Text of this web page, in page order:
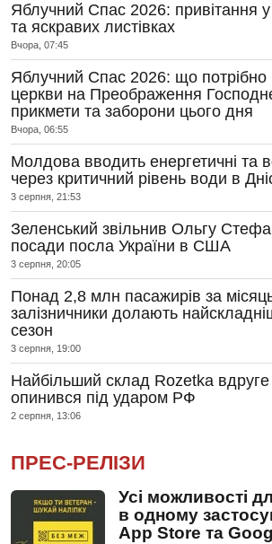
Яблучний Спас 2026: привітання у
та яскравих листівках
Вчора, 07:45
Яблучний Спас 2026: що потрібно
церкви на Преображення
прикмети та заборони цього дня
Вчора, 06:55
Молдова вводить енергетичні та
через критичний рівень води в
3 серпня, 21:53
Зеленський звільнив Ольгу
посади посла України в США
3 серпня, 20:05
Понад 2,8 млн пасажирів за
залізничники долають
сезон
3 серпня, 19:00
Найбільший склад Rozetka
опинився під ударом РФ
2 серпня, 13:06
ПРЕС-РЕЛІЗИ
Усі можливості
в одному
App Store та